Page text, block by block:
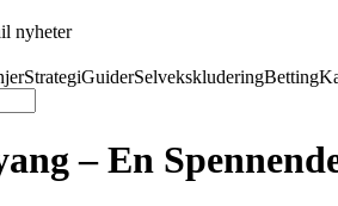
nyheter
StrategiGuiderSelvekskluderingBetting
– En